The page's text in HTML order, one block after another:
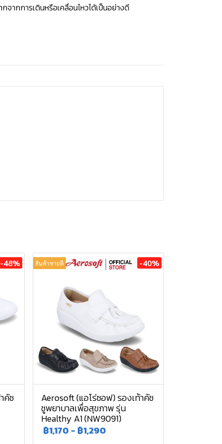
ากการเดินหรือเคลื่อนไหวได้เป็นอย่างดี
-48%
คัช
สินค้าขายดี -40%
Aerosoft (แอโร่ซอฟ) รองเท้าคัช
ชูพยาบาลเพื่อสุขภาพ รุ่น
Healthy A1 (NW9091)
฿1,170 - ฿1,290